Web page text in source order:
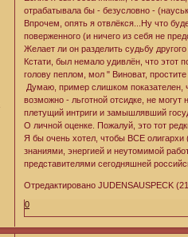
отрабатывала бы - безусловно -
Впрочем, опять я отвлёкся...Ну что
поверженного (и ничего из себя не
Желает ли он разделить судьбу
Кстати, был немало удивлён, что этот
голову пеплом, мол " Виноват,
Думаю, пример слишком показателен,
возможно - льготной отсидке, не могут
плетущий интриги и замышлявший
О личной оценке. Пожалуй, это тот
Я бы очень хотел, чтобы ВСЕ олигархи
знаниями, энергией и неутомимой
представителями сегодняшней
Отредактировано JUDENSAUSPECK
0